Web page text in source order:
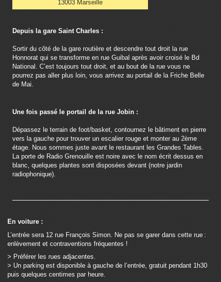
13003 Marseille
Depuis la gare Saint Charles :
Sortir du côté de la gare routière et descendre tout droit la rue
Honnorat qui se transforme en rue Guibal après avoir croisé le Bd
National. C’est toujours tout droit, et au bout de la rue vous ne
pourrez pas aller plus loin, vous arrivez au portail de la Friche Belle
de Mai.
Une fois passé le portail de la rue Jobin :
Dépassez le terrain de foot/basket, contournez le bâtiment en pierre
vers la gauche pour trouver un escalier rouge et monter au 2ème
étage. Nous sommes juste avant le restaurant les Grandes Tables.
La porte de Radio Grenouille est noire avec le nom écrit dessus en
blanc, quelques plantes sont disposées devant (notre jardin
radiophonique).
En voiture :
L’entrée sera 12 rue François Simon. Ne pas se garer dans cette rue :
enlèvement et contraventions fréquentes !
> Préférer les rues adjacentes.
> Un parking est disponible à gauche de l’entrée, gratuit pendant 1h30
puis quelques centimes par heure.